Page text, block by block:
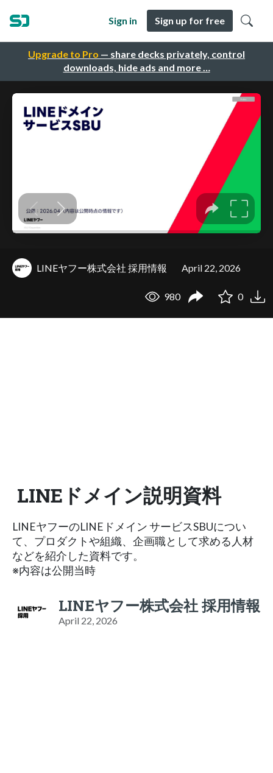
Upgrade to Pro — share decks privately, control
downloads, hide ads and more …
Sign in Sign up for free
LINEヤフー株式会社 採用情報 April 22, 2026
980 0
LINEドメイン説明資料
LINEヤフーのLINEドメイン サービスSBUについ
て、プロダクトや組織、企画職として求める人材
などを紹介した資料です。
※内容は公開当時
LINEヤフー株式会社 採用情報
April 22, 2026